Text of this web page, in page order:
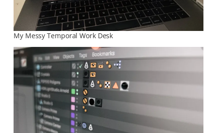
My Messy Temporal Work Desk